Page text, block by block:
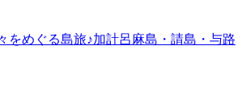
をめぐる島旅♪加計呂麻島・請島・与路